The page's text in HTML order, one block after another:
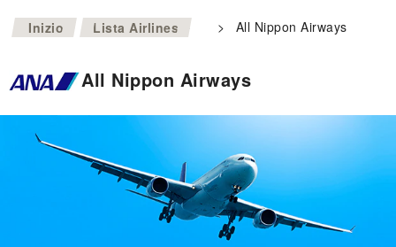
Inizio >
Lista Airlines > All Nippon Airways
All Nippon Airways